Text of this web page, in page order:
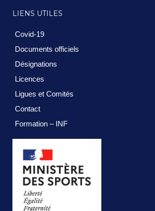
LIENS UTILES
Covid-19
Documents officiels
Désignations
Licences
Ligues et Comités
Contact
Formation – INF